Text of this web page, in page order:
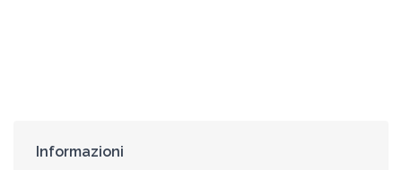
Informazioni